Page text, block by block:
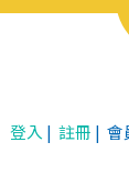
登入 | 註冊 | 會